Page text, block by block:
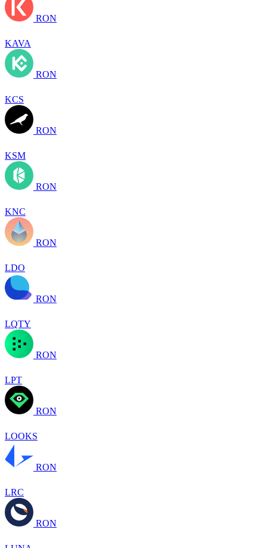
RON
KAVA
RON
KCS
RON
KSM
RON
KNC
RON
LDO
RON
LQTY
RON
LPT
RON
LOOKS
RON
LRC
RON